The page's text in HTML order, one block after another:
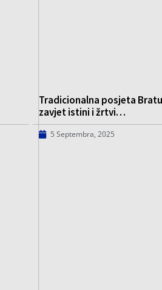
Tradicionalna posjeta
zavjet istini i žrtvi…
5 Septembra, 2025